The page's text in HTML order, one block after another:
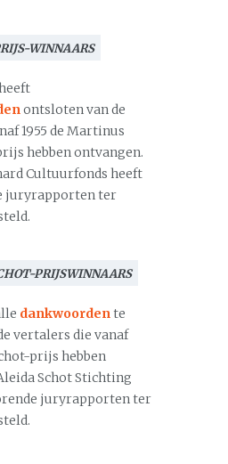
WINNAARS
ontsloten van de
1955 de Martinus
hebben ontvangen.
Cultuurfonds heeft
juryrapporten ter
PRIJSWINNAARS
dankwoordente
vertalers die vanaf
prijs hebben
Schot Stichting
juryrapporten ter